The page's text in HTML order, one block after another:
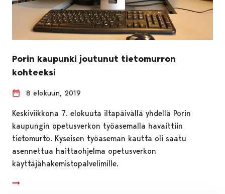
Porin kaupunki joutunut tietomurron
kohteeksi
8 elokuun, 2019
Keskiviikkona 7. elokuuta iltapäivällä yhdellä Porin
kaupungin opetusverkon työasemalla havaittiin
tietomurto. Kyseisen työaseman kautta oli saatu
asennettua haittaohjelma opetusverkon
käyttäjähakemistopalvelimille.